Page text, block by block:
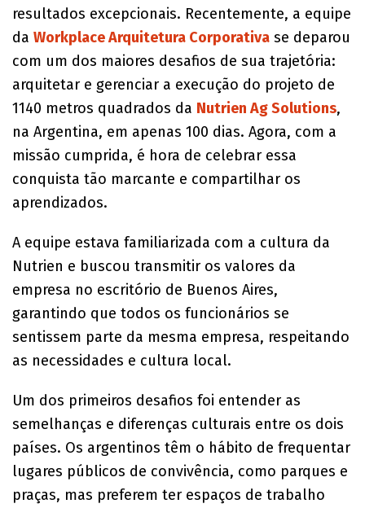
resultados excepcionais. Recentemente, a equipe
da Workplace Arquitetura Corporativa se deparou
com um dos maiores desafios de sua trajetória:
arquitetar e gerenciar a execução do projeto de
1140 metros quadrados da Nutrien Ag Solutions,
na Argentina, em apenas 100 dias. Agora, com a
missão cumprida, é hora de celebrar essa
conquista tão marcante e compartilhar os
aprendizados.
A equipe estava familiarizada com a cultura da
Nutrien e buscou transmitir os valores da
empresa no escritório de Buenos Aires,
garantindo que todos os funcionários se
sentissem parte da mesma empresa, respeitando
as necessidades e cultura local.
Um dos primeiros desafios foi entender as
semelhanças e diferenças culturais entre os dois
países. Os argentinos têm o hábito de frequentar
lugares públicos de convivência, como parques e
praças, mas preferem ter espaços de trabalho